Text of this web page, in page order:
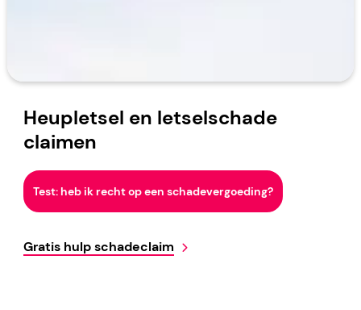
Heupletsel en letselschade
claimen
Test: heb ik recht op een schadevergoeding?
Gratis hulp schadeclaim